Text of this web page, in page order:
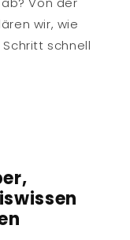
wir, wie
schnell